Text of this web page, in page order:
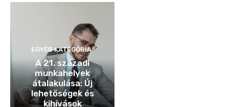
EGYÉB KATEGÓRIA
A 21. századi
munkahelyek
átalakulása: Új
lehetőségek és
kihívások